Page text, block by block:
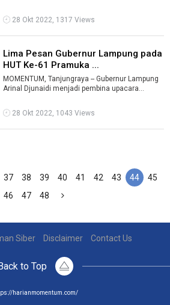
28 Okt 2022, 1317 Views
Lima Pesan Gubernur Lampung pada
HUT Ke-61 Pramuka ...
MOMENTUM, Tanjungraya -- Gubernur Lampung
Arinal Djunaidi menjadi pembina upacara
28 Okt 2022, 1043 Views
37 38 39 40 41 42 43 44
45
46
47 48
Siber Disclaimer Contact Us
to Top
harianmomentum.com/